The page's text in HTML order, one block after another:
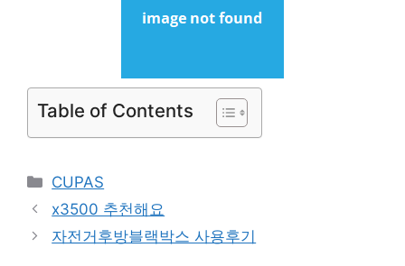
Table of Contents
Categories
CUPAS
x3500 추천해요
자전거후방블랙박스 사용후기